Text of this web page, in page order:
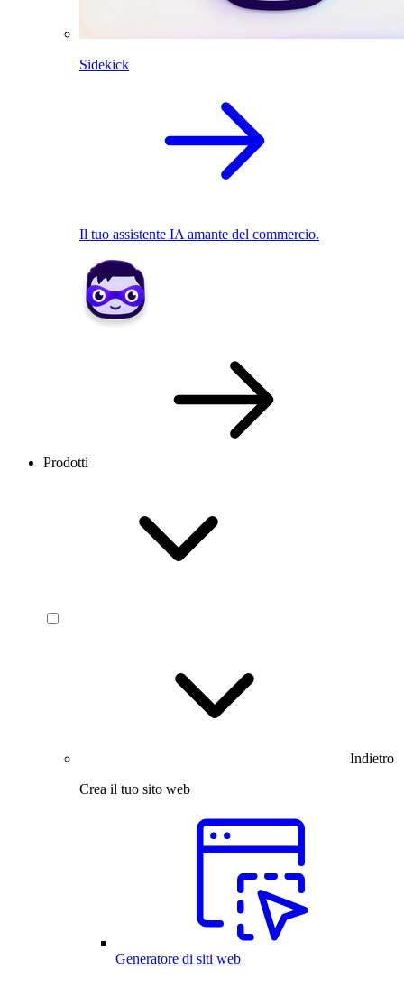
Sidekick
Il tuo assistente IA amante del commercio.
Prodotti
Indietro
Crea il tuo sito web
Generatore di siti web